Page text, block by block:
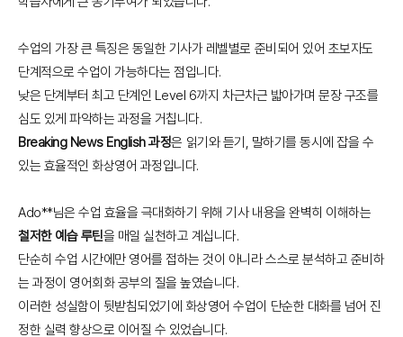
수업의 가장 큰 특징은 동일한 기사가 레벨별로 준비되어 있어 초보자도
단계적으로 수업이 가능하다는 점입니다.
낮은 단계부터 최고 단계인 Level 6까지 차근차근 밟아가며 문장 구조를
심도 있게 파악하는 과정을 거칩니다.
Breaking News English 과정은 읽기와 듣기, 말하기를 동시에 잡을 수
있는 효율적인 화상영어 과정입니다.
Ado**님은 수업 효율을 극대화하기 위해 기사 내용을 완벽히 이해하는
철저한 예습 루틴을 매일 실천하고 계십니다.
단순히 수업 시간에만 영어를 접하는 것이 아니라 스스로 분석하고 준비하
는 과정이 영어회화 공부의 질을 높였습니다.
이러한 성실함이 뒷받침되었기에 화상영어 수업이 단순한 대화를 넘어 진
정한 실력 향상으로 이어질 수 있었습니다.